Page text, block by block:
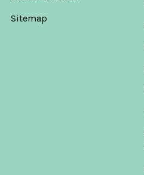
Sitemap